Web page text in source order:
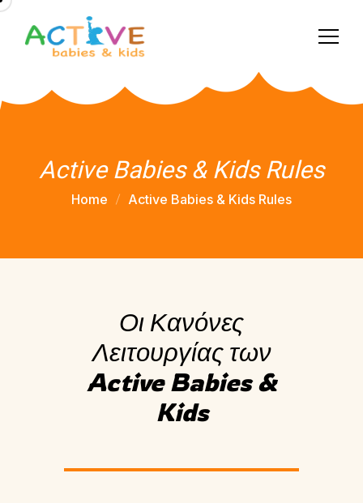
Active Babies & Kids Rules
Home Active Babies & Kids Rules
Οι Κανόνες
Λειτουργίας των
Active Babies &
Kids